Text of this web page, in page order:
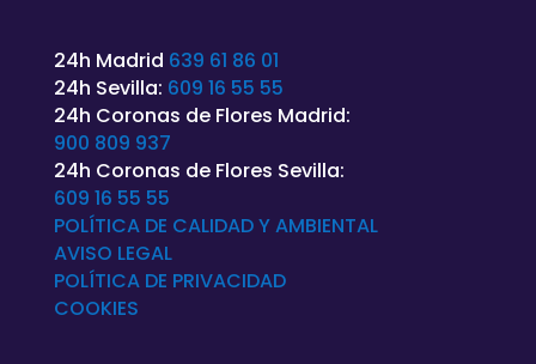
24h Madrid 639 61 86 01
24h Sevilla: 609 16 55 55
24h Coronas de Flores Madrid:
900 809 937
24h Coronas de Flores Sevilla:
609 16 55 55
POLÍTICA DE CALIDAD Y AMBIENTAL
AVISO LEGAL
POLÍTICA DE PRIVACIDAD
COOKIES